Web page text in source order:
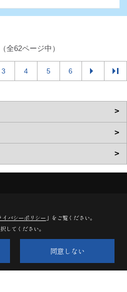
全62ページ中）
3 4 5 6
町2-49-19
イバシーポリシー 」をご覧ください。
してください。
同意しない